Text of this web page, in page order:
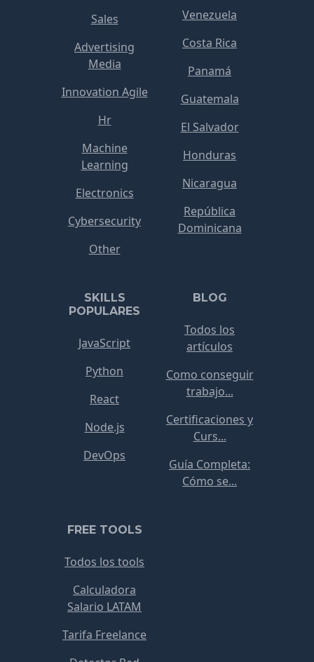
Sales
Advertising
Media
Innovation Agile
Hr
Machine
Learning
Electronics
Cybersecurity
Other
Venezuela
Costa Rica
Panamá
Guatemala
El Salvador
Honduras
Nicaragua
República
Dominicana
SKILLS
POPULARES
JavaScript
Python
React
Node.js
DevOps
BLOG
Todos los
artículos
Como conseguir
trabajo...
Certificaciones y
Curs...
Guía Completa:
Cómo se...
FREE TOOLS
Todos los tools
Calculadora
Salario LATAM
Tarifa Freelance